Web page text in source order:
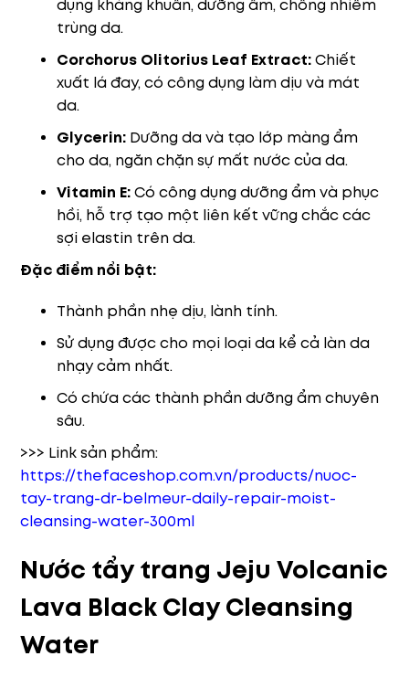
dụng kháng khuẩn, dưỡng ẩm, chống nhiễm
trùng da.
Corchorus Olitorius Leaf Extract:Chiết
xuất lá đay, có công dụng làm dịu và mát
da.
Glycerin: Dưỡng da và tạo lớp màng ẩm
cho da, ngăn chặn sự mất nước của da.
Vitamin E:Có công dụng dưỡng ẩm và phục
hồi, hỗ trợ tạo một liên kết vững chắc các
sợi elastin trên da.
Đặc điểm nổi bật:
Thành phần nhẹ dịu, lành tính.
Sử dụng được cho mọi loại da kể cả làn da
nhạy cảm nhất.
Có chứa các thành phần dưỡng ẩm chuyên
sâu.
>>> Link sản phẩm:
https://thefaceshop.com.vn/products/nuoc-
tay-trang-dr-belmeur-daily-repair-moist-
cleansing-water-300ml
Nước tẩy trang Jeju Volcanic
Lava Black Clay Cleansing
Water